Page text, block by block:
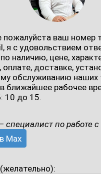
пожалуйста ваш номер
я с удовольствием
наличию, цене,
оплате, доставке,
обслуживанию наших
ближайшее рабочее
10 до 15.
специалист по работе
Max